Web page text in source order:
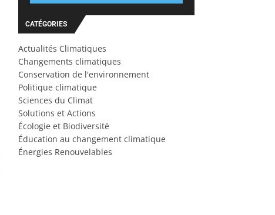
CATÉGORIES
Actualités Climatiques
Changements climatiques
Conservation de l'environnement
Politique climatique
Sciences du Climat
Solutions et Actions
Écologie et Biodiversité
Éducation au changement climatique
Énergies Renouvelables